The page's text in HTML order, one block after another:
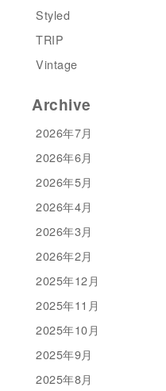
Styled
TRIP
Vintage
Archive
2026年7月
2026年6月
2026年5月
2026年4月
2026年3月
2026年2月
2025年12月
2025年11月
2025年10月
2025年9月
2025年8月